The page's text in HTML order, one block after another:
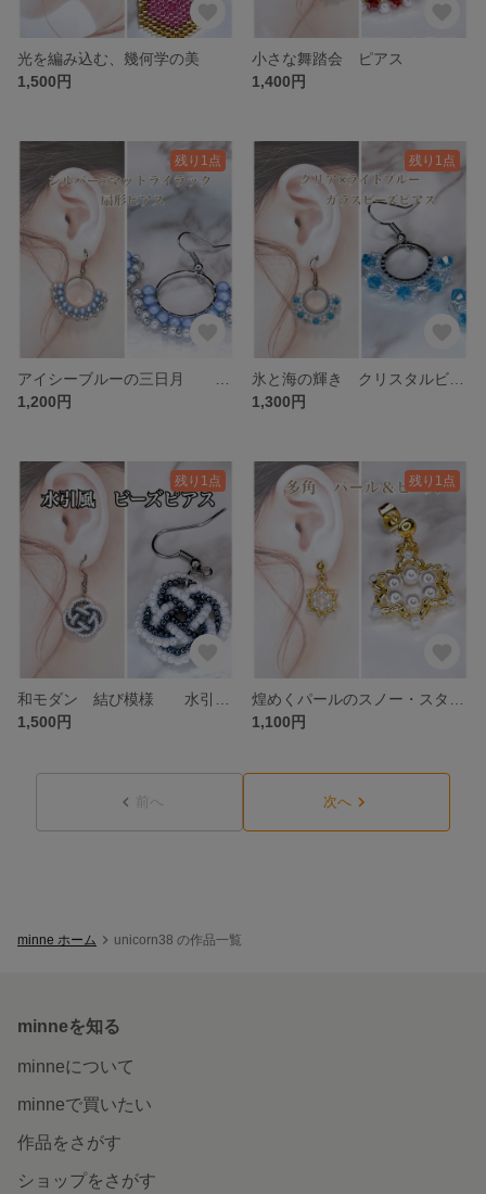
光を編み込む、幾何学の美
1,500円
小さな舞踏会 ピアス
1,400円
残り1点
1,200円
残り1点
1,300円
残り1点
1,500円
残り1点
1,100円
前へ 次へ
minne ホーム unicorn38 の作品一覧
minneを知る
minneについて
minneで買いたい
作品をさがす
ショップをさがす